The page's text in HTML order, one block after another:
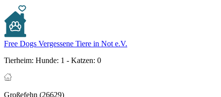
Free Dogs Vergessene Tiere in Not e.V.
Tierheim: Hunde: 1 - Katzen: 0
Großefehn (26629)